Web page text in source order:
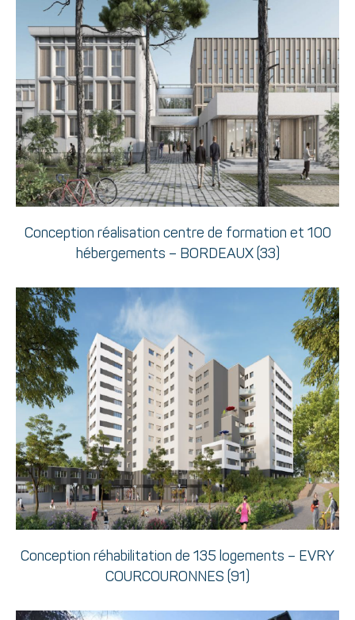
Conception réalisation centre de formation et 100
hébergements – BORDEAUX (33)
Conception réhabilitation de 135 logements – EVRY
COURCOURONNES (91)